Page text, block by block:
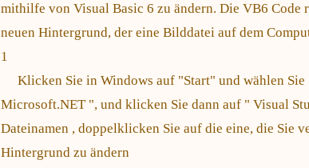
mithilfe von Visual Basic 6 zu ändern. Die VB6
neuen Hintergrund, der eine Bilddatei auf dem
1
Klicken Sie in Windows auf "Start" und wählen
Microsoft.NET ", und klicken Sie dann auf " Visual
Dateinamen , doppelklicken Sie auf die eine, die Sie
Hintergrund zu ändern